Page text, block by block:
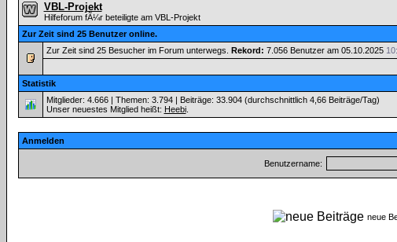
VBL-Projekt
Hilfeforum fÃ¼r beteiligte am VBL-Projekt
Zur Zeit sind 25 Benutzer online.
Zur Zeit sind 25 Besucher im Forum unterwegs. Rekord: 7.056 Benutzer am 05.10.2025
Statistik
Mitglieder: 4.666 | Themen: 3.794 | Beiträge: 33.904 (durchschnittlich 4,66 Beiträge/Tag)
Unser neuestes Mitglied heißt: Heebi.
Anmelden
Benutzername:
neue